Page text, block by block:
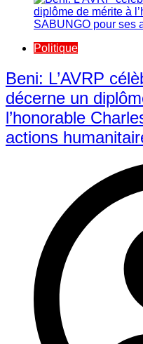
Politique
Beni: L’AVRP
décerne un
l’honorable
actions